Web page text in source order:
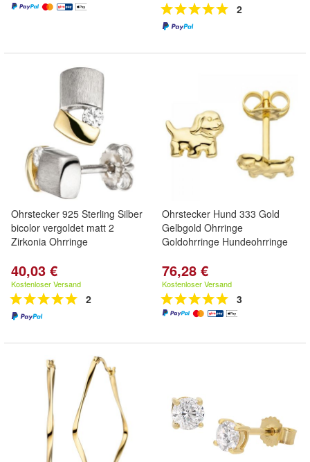
2
Ohrstecker 925 Sterling Silber
bicolor vergoldet matt 2
Zirkonia Ohrringe
40,03 €
Kostenloser Versand
2
Ohrstecker Hund 333 Gold
Gelbgold Ohrringe
Goldohrringe Hundeohrringe
76,28 €
Kostenloser Versand
3